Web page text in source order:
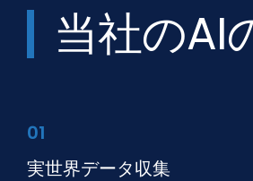
当社のAI
01
実世界データ収集